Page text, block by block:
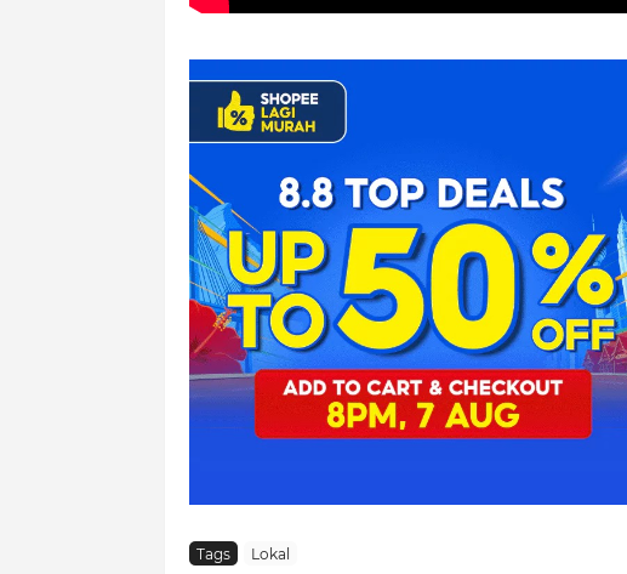
Tags Lokal